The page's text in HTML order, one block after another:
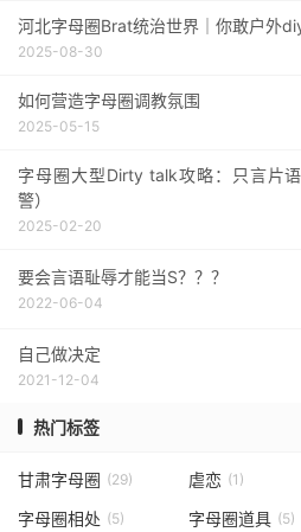
河北字母圈Brat统治世界｜你敢户外
2025-08-30
如何营造字母圈调教氛围
2025-05-15
字母圈大型Dirty talk攻略：只言片
警）
2025-02-20
要会言语耻辱才能当S？？？
2022-06-04
自己做决定
2021-12-04
热门标签
甘肃字母圈 (29) 虐恋 (1)
字母圈相处 (5) 字母圈道具 (5)